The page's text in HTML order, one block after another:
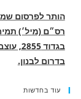
בדרום לבנון.
.
החופשה
למסע גניבות
עוד בחדשות